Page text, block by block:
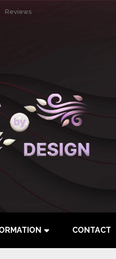
Reviews
CONTACT